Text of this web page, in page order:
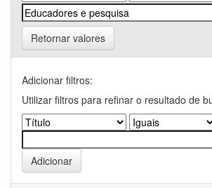
Retornar valores
Adicionar filtros:
Utilizar filtros para refinar o resultado de